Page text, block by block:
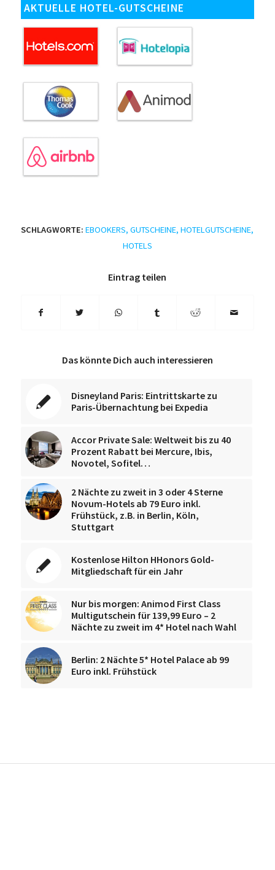
AKTUELLE HOTEL-GUTSCHEINE
SCHLAGWORTE: EBOOKERS,GUTSCHEINE,HOTELGUTSCHEINE,
HOTELS
Eintrag teilen
Das könnte Dich auch interessieren
Disneyland Paris: Eintrittskarte zu
Paris-Übernachtung bei Expedia
Accor Private Sale: Weltweit bis zu 40
Prozent Rabatt bei Mercure, Ibis,
Novotel, Sofitel…
2 Nächte zu zweit in 3 oder 4 Sterne
Novum-Hotels ab 79 Euro inkl.
Frühstück, z.B. in Berlin, Köln,
Stuttgart
Kostenlose Hilton HHonors Gold-
Mitgliedschaft für ein Jahr
Nur bis morgen: Animod First Class
Multigutschein für 139,99 Euro – 2
Nächte zu zweit im 4* Hotel nach Wahl
Berlin: 2 Nächte 5* Hotel Palace ab 99
Euro inkl. Frühstück